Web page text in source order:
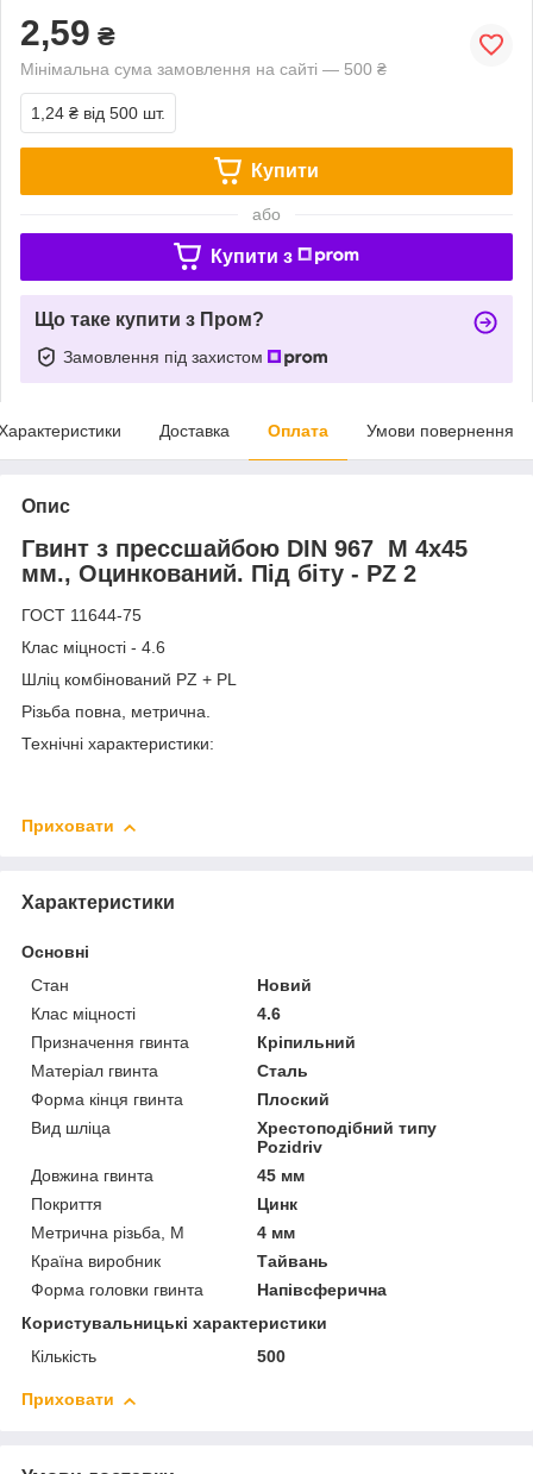
2,59 ₴
Мінімальна сума замовлення на сайті — 500 ₴
1,24 ₴ від 500 шт.
Купити
або
Купити з
Що таке купити з Пром?
Замовлення під захистом
Доставка Оплата Умови повернення
Опис
Гвинт з прессшайбою DIN 967 М 4х45
мм., Оцинкований. Під біту - PZ 2
ГОСТ 11644-75
Клас міцності - 4.6
Шліц комбінований PZ + PL
Різьба повна, метрична.
Технічні характеристики:
Приховати
Характеристики
Основні
Стан
Новий
Клас міцності
4.6
Призначення гвинта
Кріпильний
Матеріал гвинта
Сталь
Форма кінця гвинта
Плоский
Вид шліца
Хрестоподібний типу
Pozidriv
Довжина гвинта
45 мм
Покриття
Цинк
Метрична різьба, М
4 мм
Країна виробник
Тайвань
Форма головки гвинта
Напівсферична
Користувальницькі характеристики
Кількість
500
Приховати